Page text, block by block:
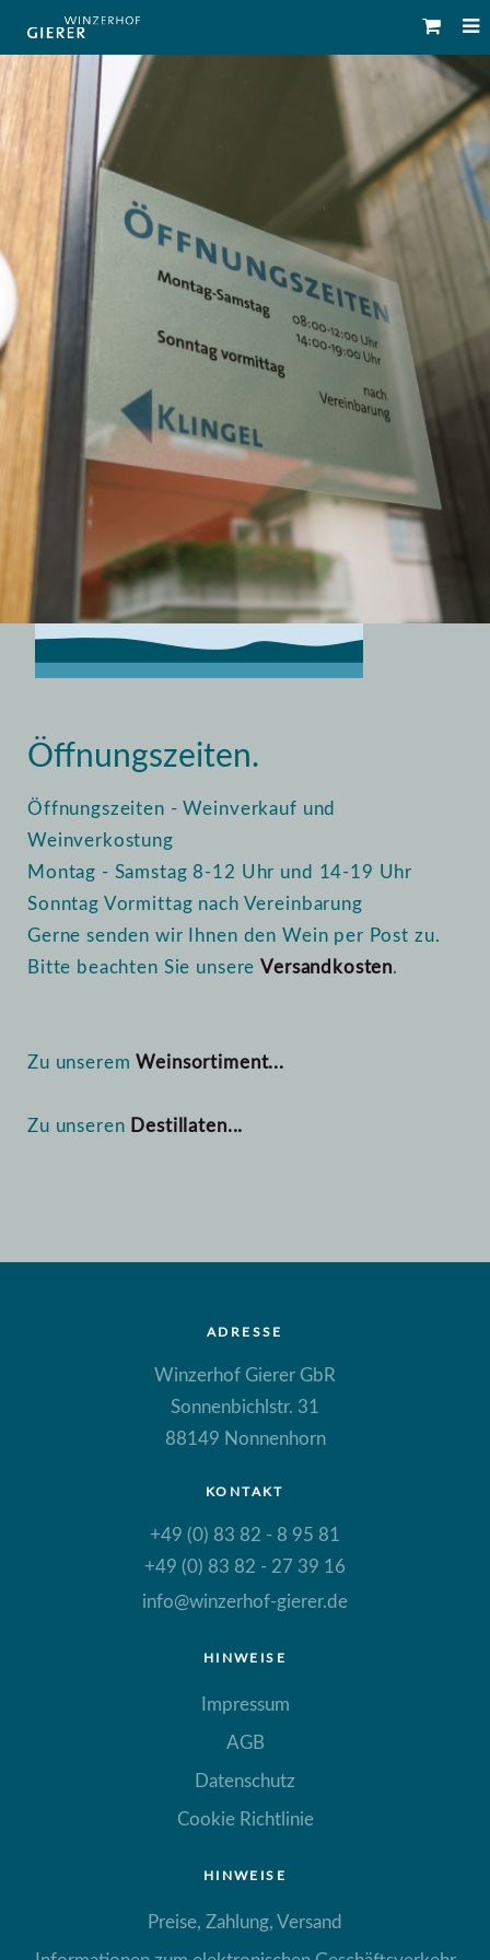
Öffnungszeiten.
Öffnungszeiten - Weinverkauf und
Weinverkostung
Montag - Samstag 8-12 Uhr und 14-19 Uhr
Sonntag Vormittag nach Vereinbarung
Gerne senden wir Ihnen den Wein per Post zu.
Bitte beachten Sie unsereVersandkosten.
Zu unseremWeinsortiment...
Zu unseren Destillaten...
ADRESSE
Winzerhof Gierer GbR
Sonnenbichlstr. 31
88149 Nonnenhorn
KONTAKT
+49 (0) 83 82 - 8 95 81
+49 (0) 83 82 - 27 39 16
info@winzerhof-gierer.de
HINWEISE
Impressum
AGB
Datenschutz
Cookie Richtlinie
HINWEISE
Preise, Zahlung, Versand